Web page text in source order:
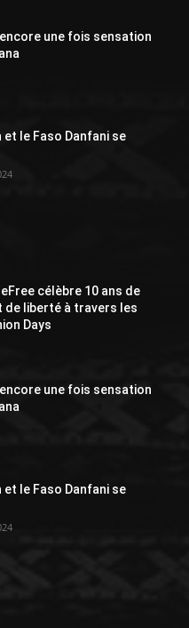
une fois sensation
et le Faso Danfani se
célèbre 10 ans de
de liberté à travers les
Days
une fois sensation
et le Faso Danfani se